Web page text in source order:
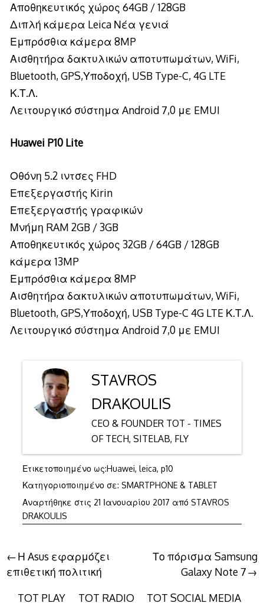
Αποθηκευτικός χώρος 64GB / 128GB
Διπλή κάμερα Leica Νέα γενιά
Εμπρόσθια κάμερα 8MP
Αισθητήρα δακτυλικών αποτυπωμάτων, WiFi,
Bluetooth, GPS,Υποδοχή, USB Type-C, 4G LTE
Κ.Τ.Λ.
Λειτουργικό σύστημα Android 7,0 με EMUI
Huawei P10 Lite
Οθόνη 5.2 ιντσες FHD
Επεξεργαστής Kirin
Επεξεργαστής γραφικών
Μνήμη RAM 2GB / 3GB
Αποθηκευτικός χώρος 32GB / 64GB / 128GB
κάμερα 13MP
Εμπρόσθια κάμερα 8MP
Αισθητήρα δακτυλικών αποτυπωμάτων, WiFi,
Bluetooth, GPS,Υποδοχή, USB Type-C 4G LTE Κ.Τ.Λ.
Λειτουργικό σύστημα Android 7,0 με EMUI
STAVROS
DRAKOULIS
CEO & FOUNDER TOT - TIMES
OF TECH, SITELAB, FLY
Ετικετοποιημένο ως:Huawei, leica, p10
Κατηγοριοποιημένο σε: SMARTPHONE & TABLET
Αναρτήθηκε στις 21 Ιανουαρίου 201725
από STAVROS
DRAKOULIS
Πλοήγηση
άρθρων
Η Asus εφαρμόζει
επιθετική πολιτική
Το πόρισμα Samsung
Galaxy Note 7
TOT PLAY
TOT RADIO TOT SOCIAL MEDIA